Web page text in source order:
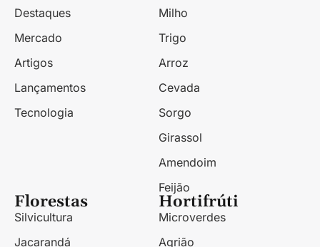
Destaques
Mercado
Artigos
Lançamentos
Tecnologia
Milho
Trigo
Arroz
Cevada
Sorgo
Girassol
Amendoim
Feijão
Florestas
Silvicultura
Jacarandá
Hortifrúti
Microverdes
Agrião